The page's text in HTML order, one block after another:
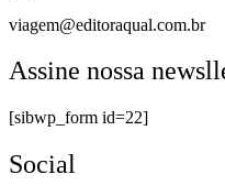
viagem@editoraqual.com.br
Assine nossa
[sibwp_form id=22]
Social